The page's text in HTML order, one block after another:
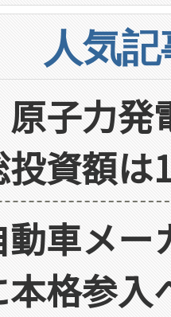
人気
原子力
資額は
動車メ
格参入